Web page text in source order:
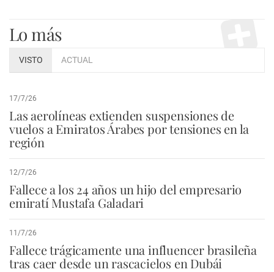
Lo más
VISTO ACTUAL
17/7/26
Las aerolíneas extienden suspensiones de
vuelos a Emiratos Árabes por tensiones en la
región
12/7/26
Fallece a los 24 años un hijo del empresario
emiratí Mustafa Galadari
11/7/26
Fallece trágicamente una influencer brasileña
tras caer desde un rascacielos en Dubái